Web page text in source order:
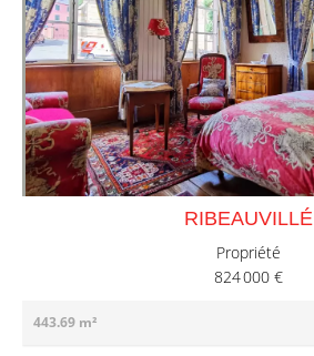
RIBEAUVILLÉ
Propriété
824 000 €
443.69 m²